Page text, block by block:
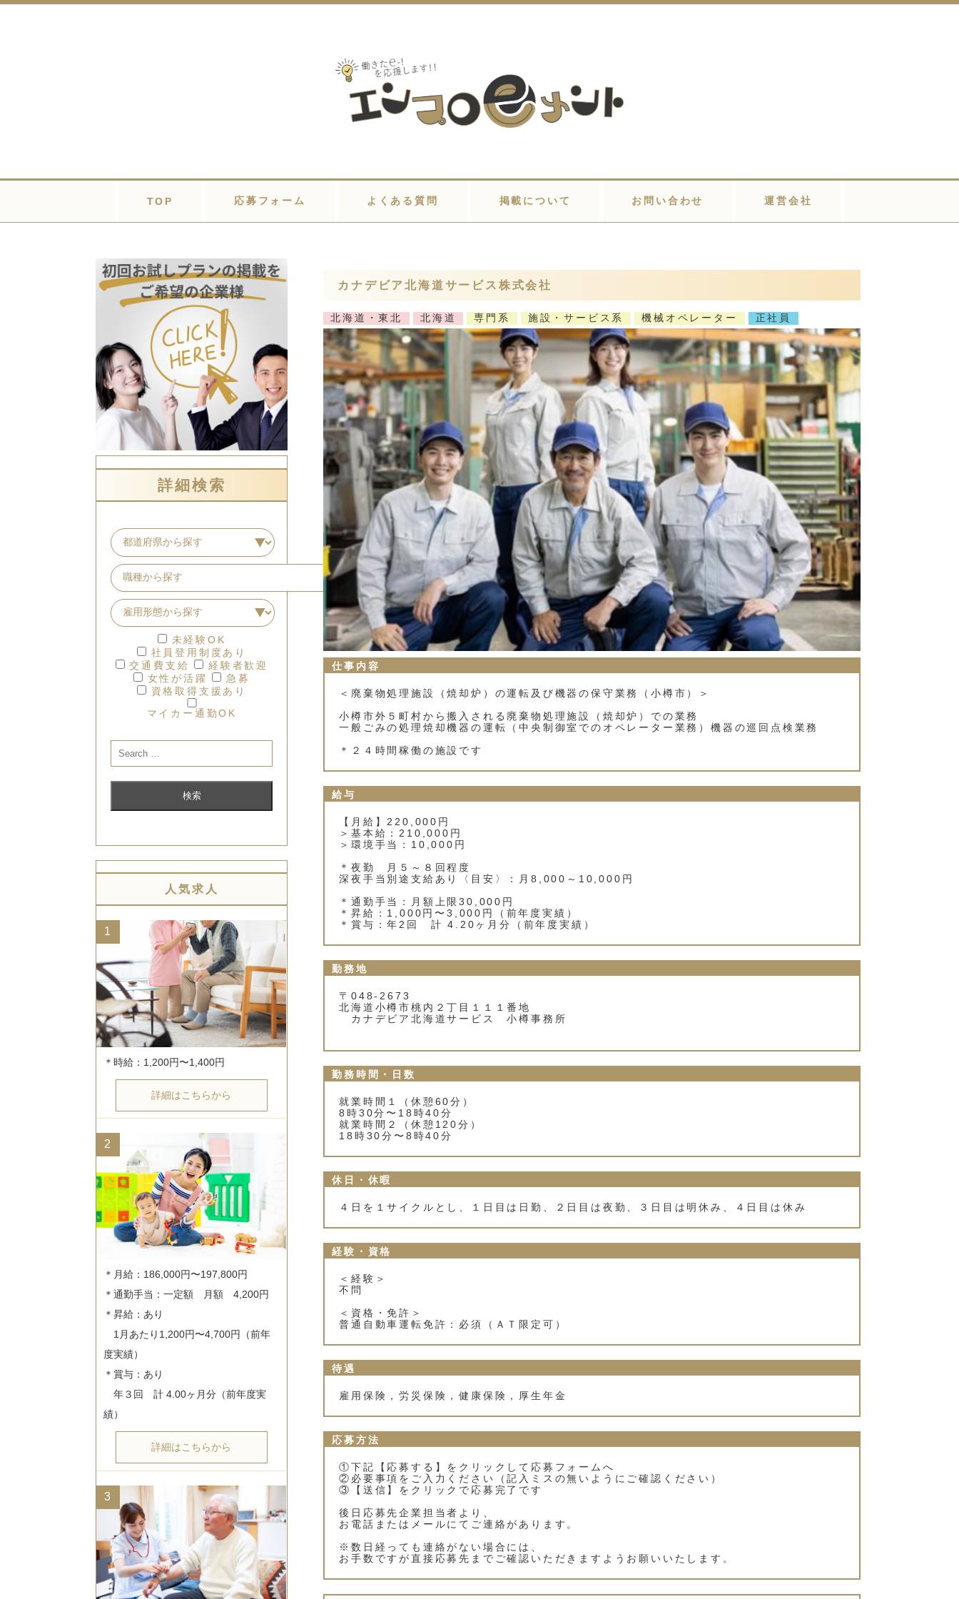
TOP 応募フォーム よくある質問 掲載について お問い合わせ 運営会社
詳細検索
未経験OK
社員登用制度あり
交通費支給
経験者歓迎
女性が活躍
急募
資格取得支援あり
マイカー通勤OK
人気求人
1
詳細はこちらから
2
＊月給：186,000円〜197,800円
＊通勤手当：一定額　月額　4,200円
＊昇給：あり
1月あたり1,200円〜4,700円（前年
度実績）
＊賞与：あり
年３回　計 4.00ヶ月分（前年度実
詳細はこちらから
3
カナデビア北海道サービス株式会社
北海道・東北 北海道 専門系 施設・サービス系 機械オペレーター 正社員
仕事内容
＜廃棄物処理施設（焼却炉）の運転及び機器の保守業務（小樽市）＞
小樽市外５町村から搬入される廃棄物処理施設（焼却炉）での業務
一般ごみの処理焼却機器の運転（中央制御室でのオペレーター業務）機器の巡回点検業務
＊２４時間稼働の施設です
給与
【月給】220,000円
＞基本給：210,000円
＞環境手当：10,000円
＊夜勤 月５～８回程度
深夜手当別途支給あり〈目安〉：月8,000～10,000円
＊通勤手当：月額上限30,000円
＊昇給：1,000円〜3,000円（前年度実績）
＊賞与：年2回 計 4.20ヶ月分（前年度実績）
勤務地
〒048-2673
北海道小樽市桃内２丁目１１１番地
カナデビア北海道サービス 小樽事務所
勤務時間・日数
就業時間１（休憩60分）
8時30分〜18時40分
就業時間２（休憩120分）
18時30分〜8時40分
休日・休暇
４日を１サイクルとし、１日目は日勤、２日目は夜勤、３日目は明休み、４日目は休み
経験・資格
＜経験＞
不問
＜資格・免許＞
普通自動車運転免許：必須（ＡＴ限定可）
待遇
雇用保険，労災保険，健康保険，厚生年金
応募方法
①下記【応募する】をクリックして応募フォームへ
②必要事項をご入力ください（記入ミスの無いようにご確認ください）
③【送信】をクリックで応募完了です
後日応募先企業担当者より、
お電話またはメールにてご連絡があります。
※数日経っても連絡がない場合には、
お手数ですが直接応募先までご確認いただきますようお願いいたします。